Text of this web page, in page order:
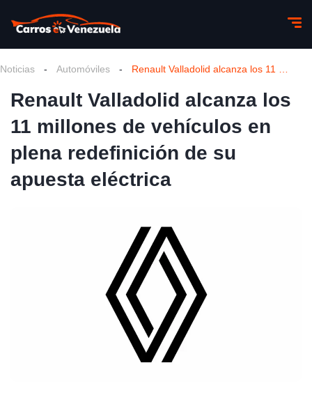
Noticias - Automóviles -
Renault Valladolid alcanza los
11 millones de vehículos en
plena redefinición de su
apuesta eléctrica